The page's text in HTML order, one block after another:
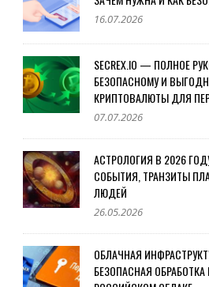
16.07.2026
SECREX.IO — ПОЛНОЕ
БЕЗОПАСНОМУ И
КРИПТОВАЛЮТЫ ДЛЯ
07.07.2026
АСТРОЛОГИЯ В 2026
СОБЫТИЯ, ТРАНЗИТЫ
ЛЮДЕЙ
26.05.2026
ОБЛАЧНАЯ
БЕЗОПАСНАЯ